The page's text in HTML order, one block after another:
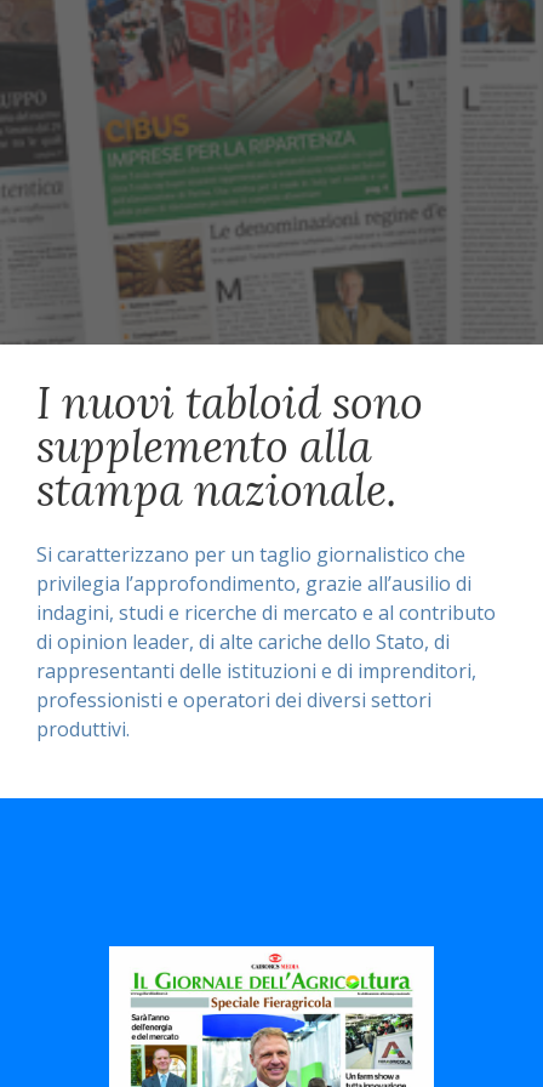
I nuovi tabloid sono
supplemento alla
stampa nazionale.
Si caratterizzano per un taglio giornalistico che
privilegia l’approfondimento, grazie all’ausilio di
indagini, studi e ricerche di mercato e al contributo
di opinion leader, di alte cariche dello Stato, di
rappresentanti delle istituzioni e di imprenditori,
professionisti e operatori dei diversi settori
produttivi.